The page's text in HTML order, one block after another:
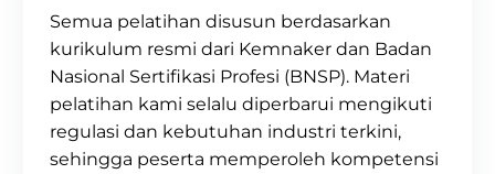
Semua pelatihan disusun berdasarkan
kurikulum resmi dari Kemnaker dan Badan
Nasional Sertifikasi Profesi (BNSP). Materi
pelatihan kami selalu diperbarui mengikuti
regulasi dan kebutuhan industri terkini,
sehingga peserta memperoleh kompetensi